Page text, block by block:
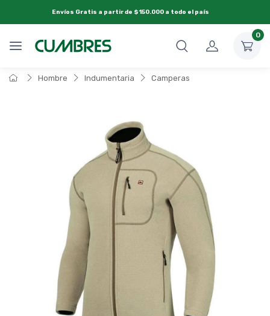
Envíos Gratis a partir de $150.000 a todo el país
0
Hombre Indumentaria Camperas